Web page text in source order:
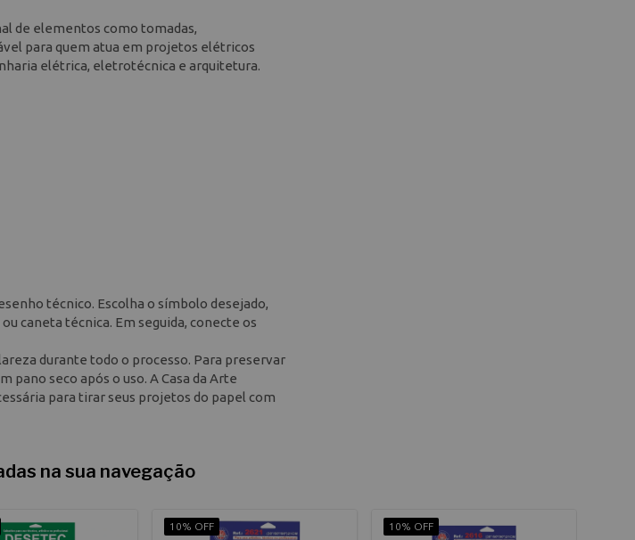
de elementos como tomadas,
para quem atua em projetos elétricos
elétrica, eletrotécnica e arquitetura.
técnico. Escolha o símbolo desejado,
caneta técnica. Em seguida, conecte os
durante todo o processo. Para preservar
pano seco após o uso. A Casa da Arte
para tirar seus projetos do papel com
na sua navegação
10% OFF 10% OFF